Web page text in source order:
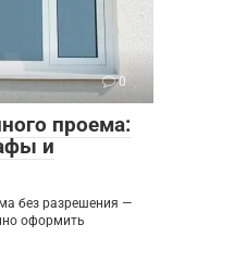
0
проема:
и
без разрешения —
оформить